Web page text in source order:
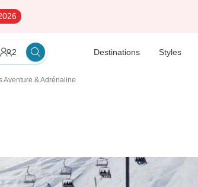
2 Destinations Styles
Aventure & Adrénaline